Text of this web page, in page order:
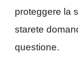
proteggere la
starete
questione.